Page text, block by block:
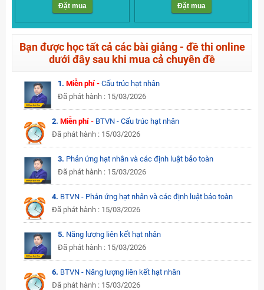
Đặt mua Đặt mua
Bạn được học tất cả các bài giảng - đề thi online
dưới đây sau khi mua cả chuyên đề
1. Miễn phí - Cấu trúc hạt nhân
Đã phát hành : 15/03/2026
2.Miễn phí - BTVN - Cấu trúc hạt nhân
Đã phát hành : 15/03/2026
3. Phản ứng hạt nhân và các định luật bảo toàn
Đã phát hành : 15/03/2026
4. BTVN - Phản ứng hạt nhân và các định luật bảo toàn
Đã phát hành : 15/03/2026
5. Năng lượng liên kết hạt nhân
Đã phát hành : 15/03/2026
6. BTVN - Năng lượng liên kết hạt nhân
Đã phát hành : 15/03/2026